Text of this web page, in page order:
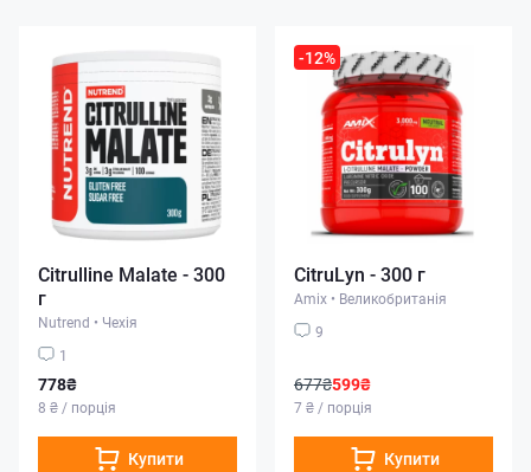
Citrulline Malate - 300
г
Nutrend • Чехія
1
778₴
8 ₴ / порція
Купити
-12%
CitruLyn - 300 г
Amix • Великобританія
9
677₴599₴
7 ₴ / порція
Купити